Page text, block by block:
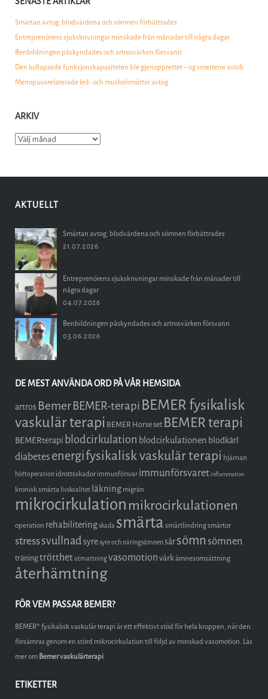
Smärtan avtog, blodvärdena och sömnen förbättrades
Entreprenörens sjukskrivningar minskade från månader till några dagar
Benbildningen påskyndades och artrosvärken försvann
Den kollapsede funksjonskapasiteten ble gjenopprettet – og smertene avtok
Menopausrelaterade led- och muskelsmärtor avtog
ARKIV
Arkiv
AKTUELLT
Smärtan avtog, blodvärdena och sömnen förbättrades
21.07.2026
Entreprenörens sjukskrivningar minskade från månader till
några dagar
04.07.2026
Benbildningen påskyndades och artrosvärken försvann
03.06.2026
DE MEST ANVÄNDA ORD PÅ VÅR HEMSIDA
artros BemerBEMER-terapi BEMER fysikalisk
vaskulär terapi BEMER Horse set BEMER terapi
BEMERterapi blodcirkulation blodcirkulationen blodkärl
diabetesenergifysikalisk vaskulär terapi hjärnan
höftoperation idrottsskador immunförsvar immunförsvaret inflammation
kronisk smärta livskvalitet läkningmigrän
mikrocirkulation mikrocirkulationen
operation rehabiliteringskada smärtasmärtlindringsmärtor
stresssvullnadsyresyre och näringsämnensårsömnsömnen
träningtrötthet utmattningvasomotionvärkämnesomsättning
återhämtning
FÖR VEM PASSAR BEMER?
BEMER® fysikalisk vaskulär terapi är ett effektivt stöd för hela kroppen, när den
försämras genom en störd mikrocirkulation till följd av minskad vasomotion. Läs
mer omBemer vaskulärterapi
ETIKETTER